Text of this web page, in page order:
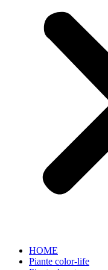
HOME
Piante color-life